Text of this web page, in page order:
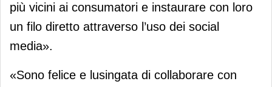
più vicini ai consumatori e instaurare con loro
un filo diretto attraverso l’uso dei social
media».
«Sono felice e lusingata di collaborare con